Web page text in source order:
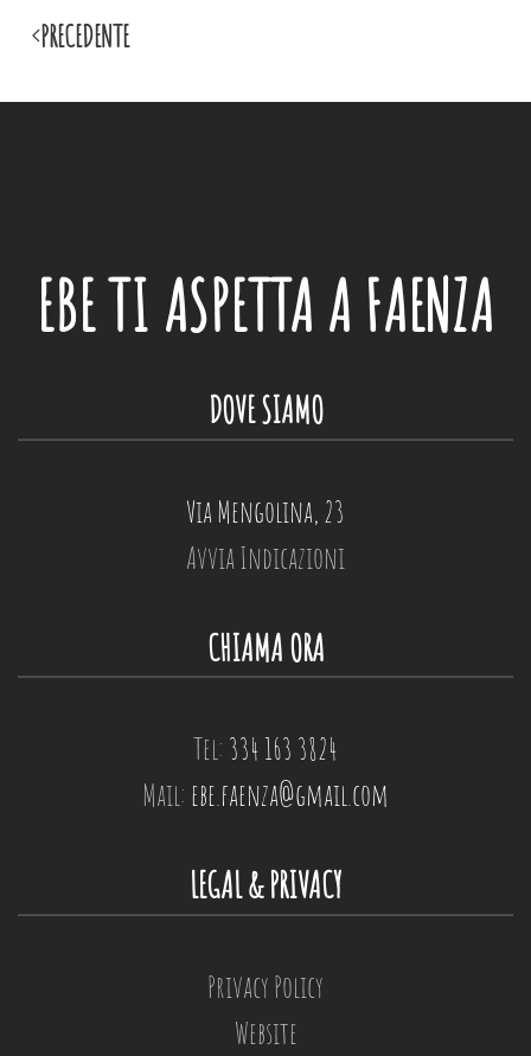
PRECEDENTE
EBETI ASPETTA A FAENZA
DOVE SIAMO
Via Mengolina, 23
Avvia Indicazioni
CHIAMA ORA
Tel: 334 163 3824
Mail: ebe.faenza@gmail.com
LEGAL & PRIVACY
Privacy Policy
Website